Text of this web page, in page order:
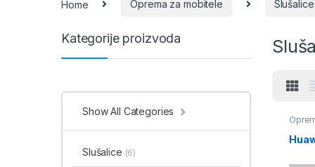
Home Oprema za mobitele Slušalice
Kategorije proizvoda
Show All Categories
Slušalice (6)